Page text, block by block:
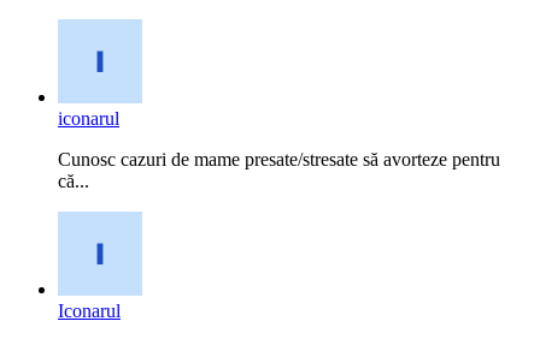
iconarul
Cunosc cazuri de mame presate/stresate să avorteze pentru
că...
Iconarul